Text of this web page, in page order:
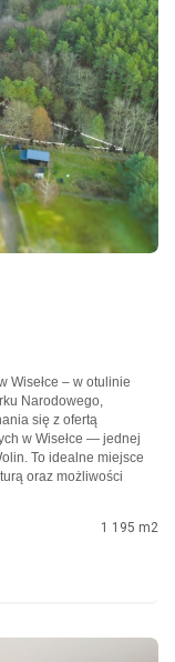
Wisełce – w otulinie
Narodowego,
się z ofertą
w Wisełce — jednej
To idealne miejsce
oraz możliwości
1 195 m2